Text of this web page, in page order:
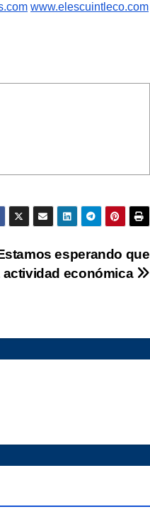
www.elescuintleco.com
esperando que
económica